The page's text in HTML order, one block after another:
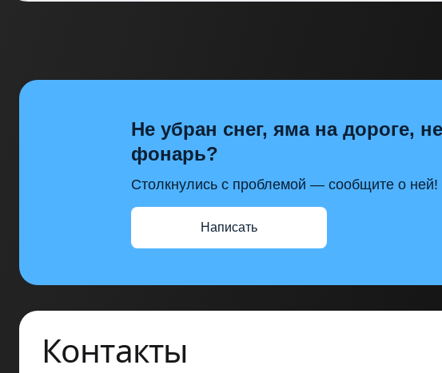
Не убран снег, яма на дороге,
фонарь?
Столкнулись с проблемой — сообщите о ней!
Написать
Контакты